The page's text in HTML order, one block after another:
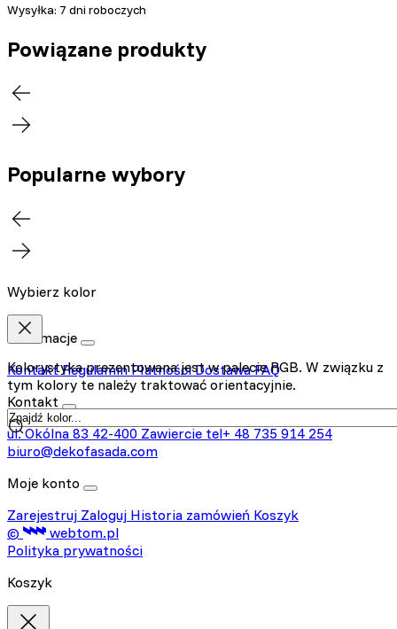
Wysyłka: 7 dni roboczych
Powiązane produkty
Popularne wybory
Wybierz kolor
Kolorystyka prezentowana jest w palecie RGB. W związku z
tym kolory te należy traktować orientacyjnie.
Informacje
KontaktRegulaminPłatnościDostawaFAQ
Kontakt
ul. Okólna 83 42-400 Zawiercie tel+ 48 735 914 254
biuro@dekofasada.com
Moje konto
Zarejestruj Zaloguj Historia zamówień Koszyk
©
webtom.pl
Polityka prywatności
Koszyk